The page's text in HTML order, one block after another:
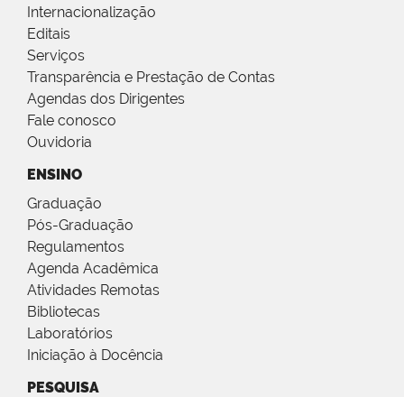
Internacionalização
Editais
Serviços
Transparência e Prestação de Contas
Agendas dos Dirigentes
Fale conosco
Ouvidoria
ENSINO
Graduação
Pós-Graduação
Regulamentos
Agenda Acadêmica
Atividades Remotas
Bibliotecas
Laboratórios
Iniciação à Docência
PESQUISA